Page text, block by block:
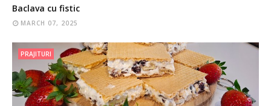
Baclava cu fistic
MARCH 07, 2025
PRAJITURI